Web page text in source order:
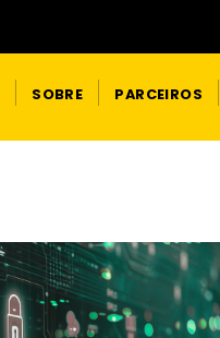
SOBRE PARCEIROS